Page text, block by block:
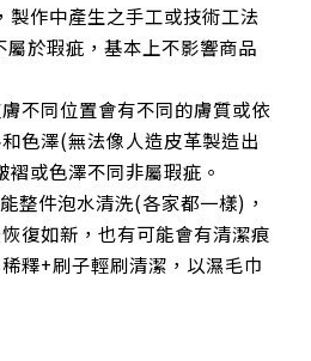
製作中產生之手工或技術工法
於瑕疵，基本上不影響商品
不同位置會有不同的膚質或依
色澤(無法像人造皮革製造出
或色澤不同非屬瑕疵。
整件泡水清洗(各家都一樣)，
復如新，也有可能會有清潔痕
釋+刷子輕刷清潔，以濕毛巾